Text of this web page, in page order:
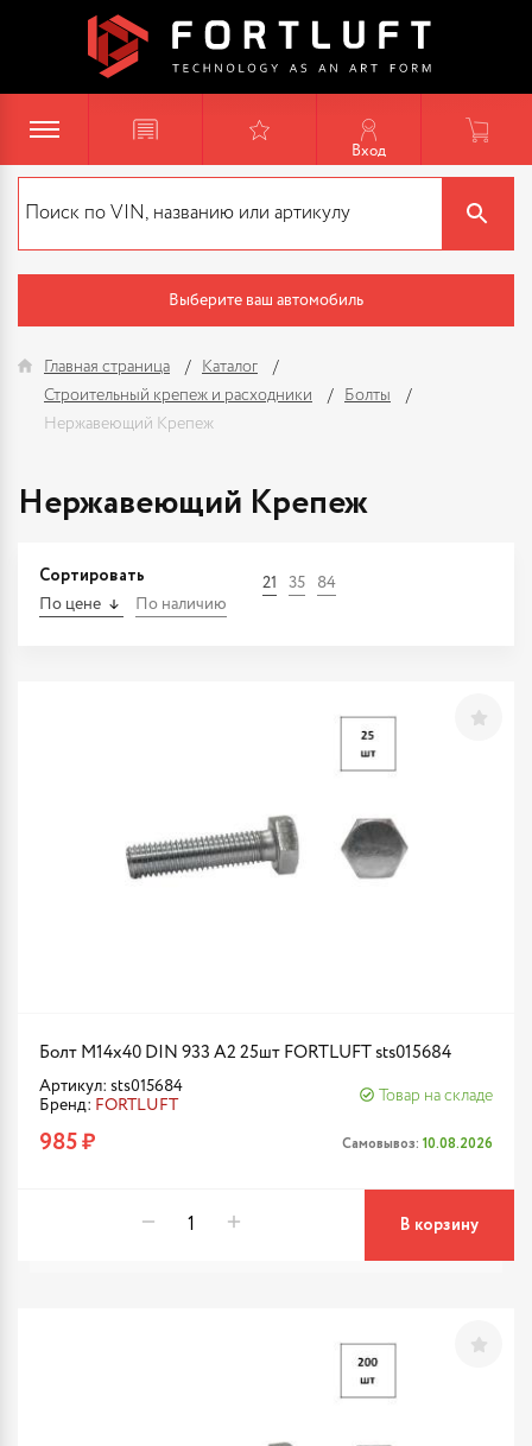
Вход
Выберите ваш автомобиль
Главная страница
Каталог
Строительный крепеж и расходники
Болты
Нержавеющий Крепеж
Нержавеющий Крепеж
Сортировать
По цене По наличию
21 35 84
Болт М14х40 DIN 933 A2 25шт FORTLUFT sts015684
Артикул: sts015684
Бренд: FORTLUFT
Товар на складе
985 ₽ Самовывоз: 10.08.2026
В корзину